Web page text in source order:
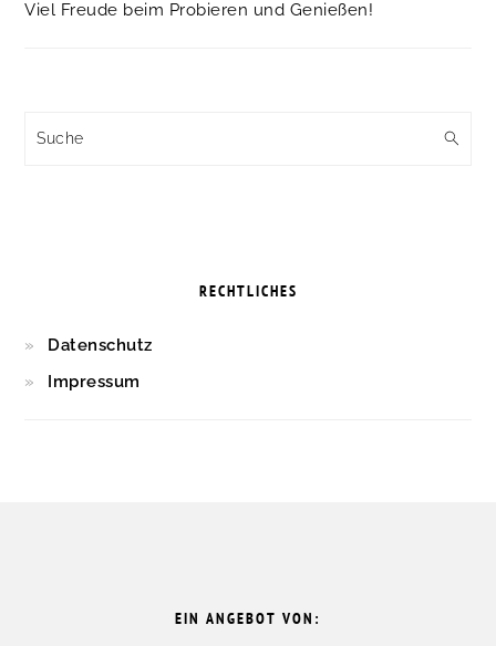
Viel Freude beim Probieren und Genießen!
Suche
RECHTLICHES
Datenschutz
Impressum
EIN ANGEBOT VON: